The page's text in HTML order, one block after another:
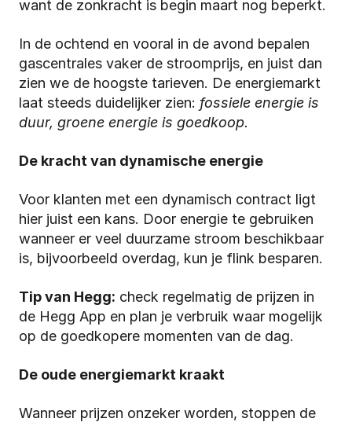
want de zonkracht is begin maart nog beperkt.
In de ochtend en vooral in de avond bepalen
gascentrales vaker de stroomprijs, en juist dan
zien we de hoogste tarieven. De energiemarkt
laat steeds duidelijker zien: fossiele energie is
duur, groene energie is goedkoop.
De kracht van dynamische energie
Voor klanten met een dynamisch contract ligt
hier juist een kans. Door energie te gebruiken
wanneer er veel duurzame stroom beschikbaar
is, bijvoorbeeld overdag, kun je flink besparen.
Tip van Hegg: check regelmatig de prijzen in
de Hegg App en plan je verbruik waar mogelijk
op de goedkopere momenten van de dag.
De oude energiemarkt kraakt
Wanneer prijzen onzeker worden, stoppen de